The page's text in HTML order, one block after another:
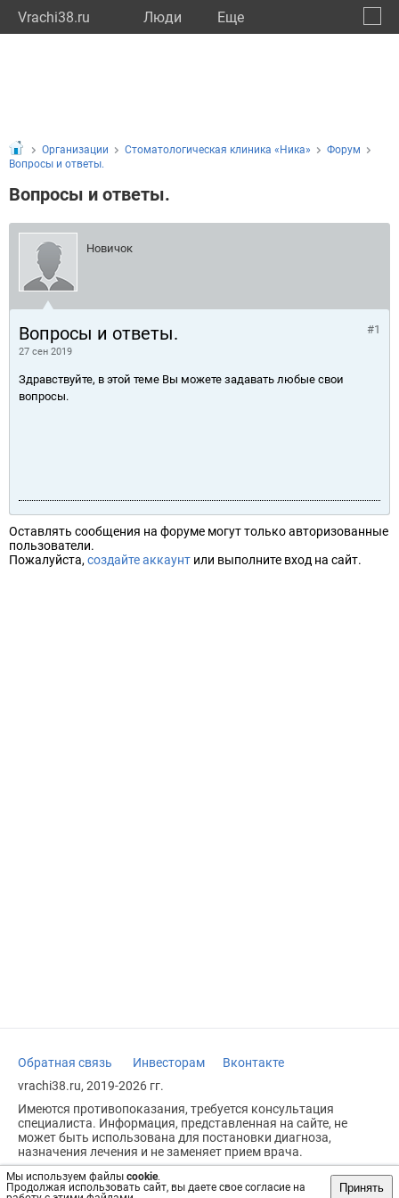
Vrachi38.ru Люди Eще
Мы используем файлы cookie.
Продолжая использовать сайт, вы даете свое согласие на
Принять
Организации Стоматологическая клиника «Ника»
Форум
Вопросы и ответы.
Вопросы и ответы.
Новичок
Вопросы и ответы.
27 сен 2019
#1
Здравствуйте, в этой теме Вы можете задавать любые свои
вопросы.
Оставлять сообщения на форуме могут только авторизованные
пользователи.
Пожалуйста, создайте аккаунт или выполните вход на сайт.
Обратная связь Инвесторам
Вконтакте
vrachi38.ru, 2019-2026 гг.
Имеются противопоказания, требуется консультация
специалиста. Информация, представленная на сайте, не
может быть использована для постановки диагноза,
назначения лечения и не заменяет прием врача.
Возрастное ограничение: 18+